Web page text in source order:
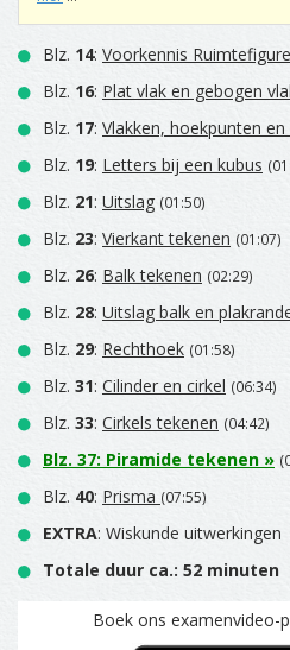
Blz. 14: Voorkennis
Blz. 16: Plat vlak en gebogen
Blz. 17: Vlakken, hoekpunten en
Blz. 19: Letters bij een kubus
Blz. 21: Uitslag (01:50)
Blz. 23: Vierkant tekenen (01:07)
Blz. 26: Balk tekenen (02:29)
Blz. 28: Uitslag balk en
Blz. 29: Rechthoek (01:58)
Blz. 31: Cilinder en cirkel (06:34)
Blz. 33: Cirkels tekenen (04:42)
Blz. 37: Piramide tekenen »
Blz. 40: Prisma (07:55)
EXTRA: Wiskunde uitwerkingen
Totale duur ca.: 52 minuten
Boek ons examenvideo-